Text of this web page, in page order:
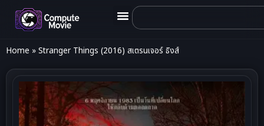
Home » Stranger Things (2016) สเตรนเจอร์ ธิงส์